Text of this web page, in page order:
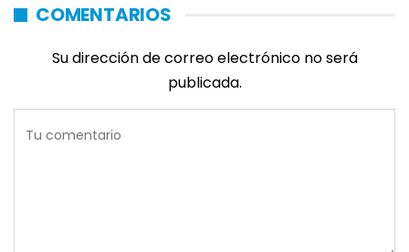
COMENTARIOS
Su dirección de correo electrónico no será
publicada.